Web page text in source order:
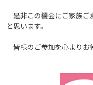
是非この機会にご家族ご
と思います。
皆様のご参加を心よりお